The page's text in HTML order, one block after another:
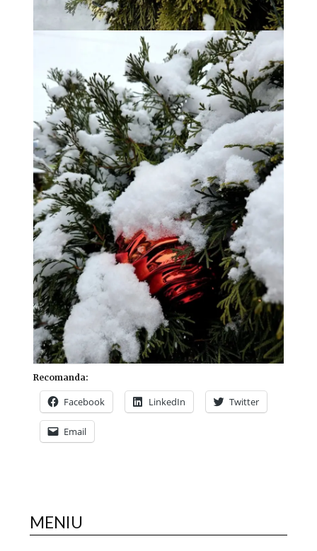
Recomanda:
Facebook LinkedIn Twitter
Email
MENIU